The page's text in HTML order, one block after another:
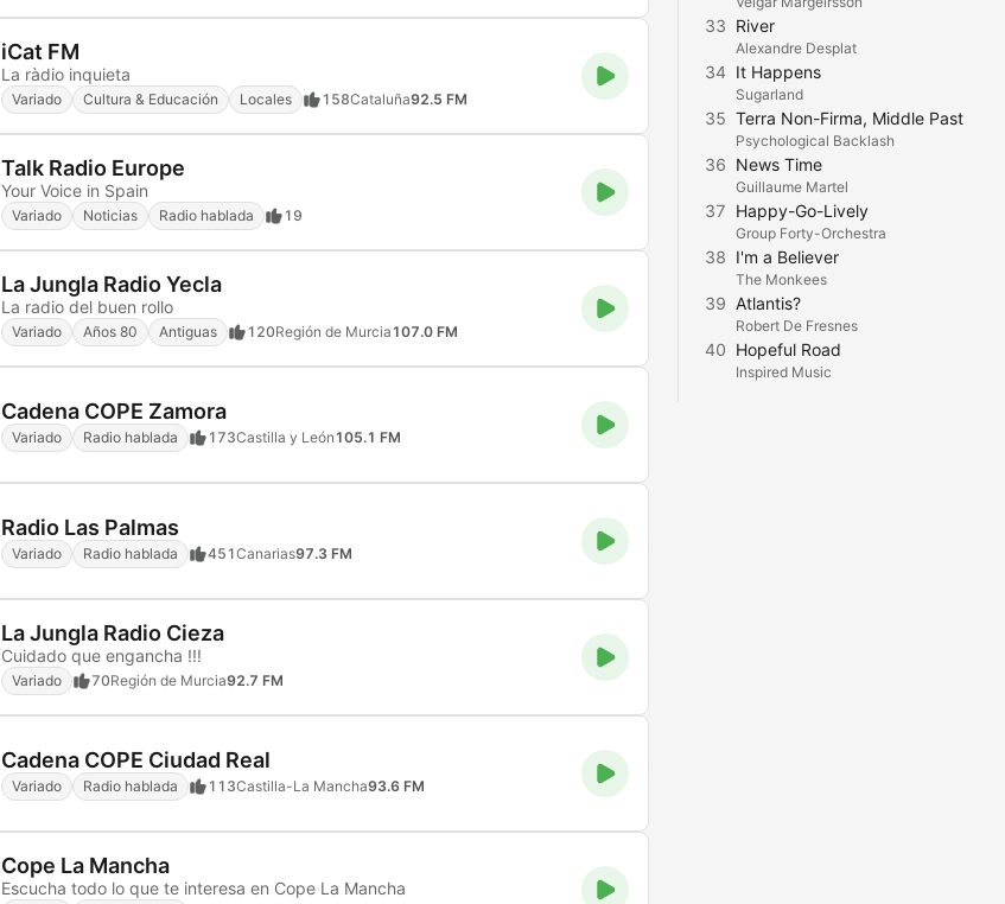
iCat FM
La ràdio inquieta
Variado Cultura & Educación Locales 158Cataluña92.5 FM
Talk Radio Europe
Your Voice in Spain
Variado Noticias Radio hablada 19
La Jungla Radio Yecla
La radio del buen rollo
Variado Años 80 Antiguas 120Región de Murcia107.0 FM
Cadena COPE Zamora
Variado Radio hablada 173Castilla y León105.1 FM
Radio Las Palmas
Variado Radio hablada 451Canarias97.3 FM
La Jungla Radio Cieza
Cuidado que engancha !!!
Variado 70Región de Murcia92.7 FM
Cadena COPE Ciudad Real
Variado Radio hablada 113Castilla-La Mancha93.6 FM
Cope La Mancha
Escucha todo lo que te interesa en Cope La Mancha
33 River
Alexandre Desplat
34 It Happens
Sugarland
35 Terra Non-Firma, Middle Past
Psychological Backlash
36 News Time
Guillaume Martel
37 Happy-Go-Lively
Group Forty-Orchestra
38 I'm a Believer
The Monkees
39 Atlantis?
Robert De Fresnes
40 Hopeful Road
Inspired Music